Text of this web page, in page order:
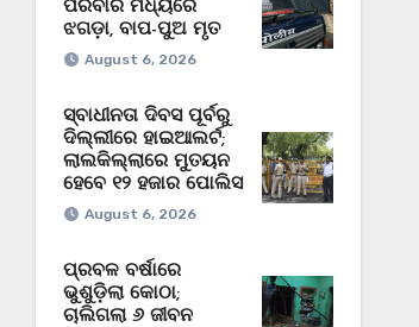
ପରିବାର ମଧ୍ୟରେ
ଝଗଡ଼ା, ବାପ-ପୁଅ ମୃତ
August 6, 2026
ସ୍ବାଧୀନତା ଦିବସ ପୂର୍ବରୁ
ଦିଲ୍ଲୀରେ ହାଇଆଲର୍ଟ;
ଲାଲକିଲ୍ଲାରେ ମୁତୟନ
ହେବେ ୧୨ ହଜାର ପୋଲିସ
August 6, 2026
ପ୍ରବଳ ବର୍ଷାରେ
ଭୁଶୁଡ଼ିଲା କୋଠା;
ଚାଲିଗଲା ୬ ଜୀବନ